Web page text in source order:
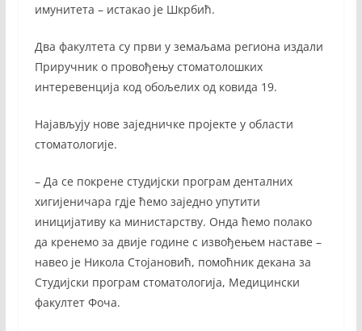
имунитета – истакао је Шкрбић.
Два факултета су први у земаљама региона издали
Приручник о провођењу стоматолошких
интеревенција код обољелих од ковида 19.
Најављују нове заједничке пројекте у области
стоматологије.
– Да се покрене студијски програм денталних
хигијеничара гдје ћемо заједно упутити
иницијативу ка министарству. Онда ћемо полако
да кренемо за двије године с извођењем наставе –
навео је Никола Стојановић, помоћник декана за
Студијски програм стоматологија, Медицински
факултет Фоча.